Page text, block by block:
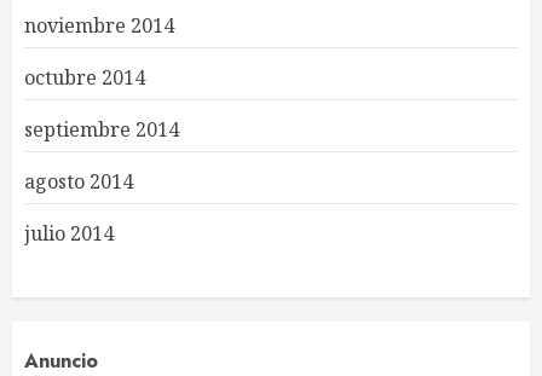
noviembre 2014
octubre 2014
septiembre 2014
agosto 2014
julio 2014
Anuncio